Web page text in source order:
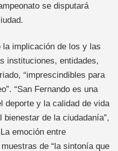
se disputará
la implicación de los y las
instituciones, entidades,
“imprescindibles para
“San Fernando es una
deporte y la calidad de vida
de la ciudadanía”,
emoción entre
de “la sintonía que